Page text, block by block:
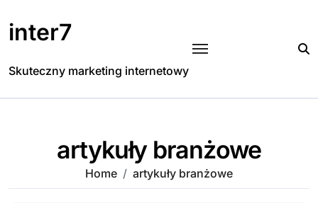
to
content
inter7
Skuteczny marketing internetowy
artykuły branżowe
Home artykuły branżowe